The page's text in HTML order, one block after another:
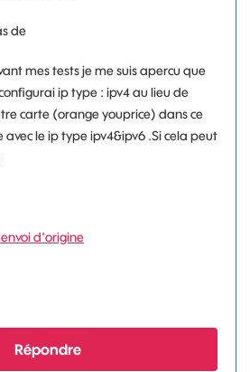
de
mes tests je me suis apercu que
ip type : ipv4 au lieu de
carte (orange youprice) dans ce
le ip type ipv4&ipv6 .Si cela peut
d'origine
Répondre